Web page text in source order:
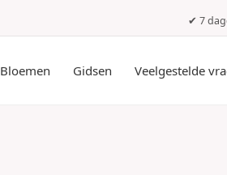
✔ 7
Bloemen Gidsen Veelgestelde